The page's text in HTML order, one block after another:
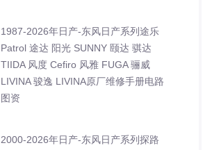
1987-2026年日产-东风日产系列途乐
Patrol 途达 阳光 SUNNY 颐达 骐达
TIIDA 风度 Cefiro 风雅 FUGA 骊威
LIVINA 骏逸 LIVINA原厂维修手册电路
图资
2000-2026年日产-东风日产系列探路